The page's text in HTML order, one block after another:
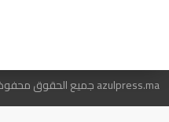
azulpress.ma جميع الحقوق محفوظة